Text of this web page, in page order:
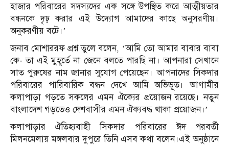
হাজার পরিবারের সদস্যদের এক সঙ্গে উপস্থিত করে আত্মীয়তার
বন্ধনকে দৃঢ় করার এই উদ্যোগ আমাদের কাছে অনুসরণীয়।
অনুকরণীয় বটে।’
জনাব মোশাররফ প্রশ্ন তুলে বলেন, ‘আমি তো আমার বাবার বাবা
কে- তা এই মুহূর্তে না জেনে বলতে পারছি না। আপনারা সেখানে
সাত পুরুষের নাম জানার সুযোগ পেয়েছেন। আপনাদের সিকদার
পরিবারের পারিবারিক বন্ধন দেখে আমি অভিভূত। আগামীর
কলাপাড়া গড়তে সকলের এমন ঐক্যের প্রয়োজন রয়েছে। নতুন
বাংলাদেশ গড়তেও দেশবাসীর এমন ঐক্যবদ্ধ থাকা প্রয়োজন।’
কলাপাড়ার ঐতিহ্যবাহী সিকদার পরিবারের ঈদ পরবর্তী
মিলনমেলায় মঙ্গলবার দুপুরে তিনি এসব কথা বলেন।এই অনুষ্ঠানে